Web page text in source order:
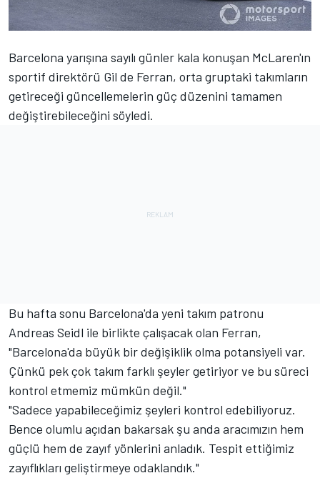
Barcelona yarışına sayılı günler kala konuşan McLaren'ın
sportif direktörü Gil de Ferran, orta gruptaki takımların
getireceği güncellemelerin güç düzenini tamamen
değiştirebileceğini söyledi.
Bu hafta sonu Barcelona'da yeni takım patronu
Andreas Seidl ile birlikte çalışacak olan Ferran,
"Barcelona'da büyük bir değişiklik olma potansiyeli var.
Çünkü pek çok takım farklı şeyler getiriyor ve bu süreci
kontrol etmemiz mümkün değil."
"Sadece yapabileceğimiz şeyleri kontrol edebiliyoruz.
Bence olumlu açıdan bakarsak şu anda aracımızın hem
güçlü hem de zayıf yönlerini anladık. Tespit ettiğimiz
zayıflıkları geliştirmeye odaklandık."